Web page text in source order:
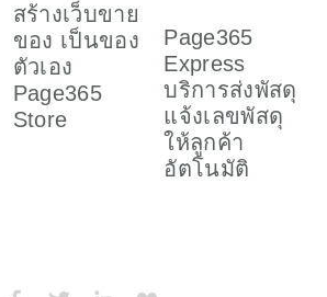
สร้างเว็บขาย
ของ เป็นของ
ตัวเอง
Page365
Store
Page365
Express
บริการส่งพัสดุ
แจ้งเลขพัสดุ
ให้ลูกค้า
อัตโนมัติ